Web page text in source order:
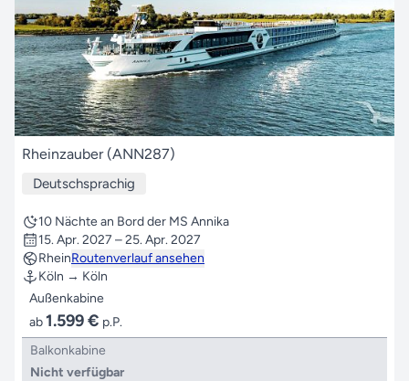
Rheinzauber (ANN287)
Deutschsprachig
10 Nächte an Bord der MS Annika
15. Apr. 2027 – 25. Apr. 2027
RheinRoutenverlauf ansehen
Köln → Köln
Außenkabine
ab1.599 € p.P.
Balkonkabine
Nicht verfügbar